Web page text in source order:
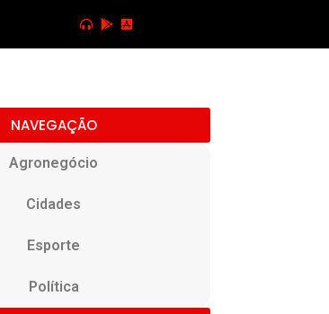
NAVEGAÇÃO
Agronegócio
Cidades
Esporte
Política